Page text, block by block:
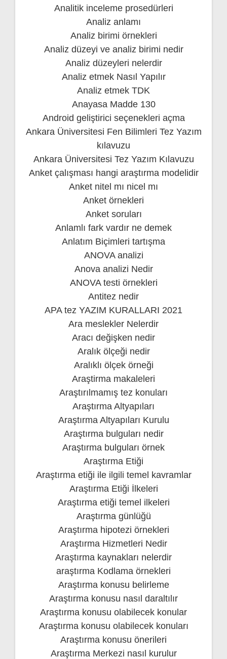
Analitik inceleme prosedürleri
Analiz anlamı
Analiz birimi örnekleri
Analiz düzeyi ve analiz birimi nedir
Analiz düzeyleri nelerdir
Analiz etmek Nasıl Yapılır
Analiz etmek TDK
Anayasa Madde 130
Android geliştirici seçenekleri açma
Ankara Üniversitesi Fen Bilimleri Tez Yazım
kılavuzu
Ankara Üniversitesi Tez Yazım Kılavuzu
Anket çalışması hangi araştırma modelidir
Anket nitel mı nicel mı
Anket örnekleri
Anket soruları
Anlamlı fark vardır ne demek
Anlatım Biçimleri tartışma
ANOVA analizi
Anova analizi Nedir
ANOVA testi örnekleri
Antitez nedir
APA tez YAZIM KURALLARI 2021
Ara meslekler Nelerdir
Aracı değişken nedir
Aralık ölçeği nedir
Aralıklı ölçek örneği
Araştirma makaleleri
Araştırılmamış tez konuları
Araştırma Altyapıları
Araştırma Altyapıları Kurulu
Araştırma bulguları nedir
Araştırma bulguları örnek
Araştırma Etiği
Araştırma etiği ile ilgili temel kavramlar
Araştırma Etiği İlkeleri
Araştırma etiği temel ilkeleri
Araştırma günlüğü
Araştırma hipotezi örnekleri
Araştırma Hizmetleri Nedir
Araştırma kaynakları nelerdir
araştırma Kodlama örnekleri
Araştırma konusu belirleme
Araştırma konusu nasıl daraltılır
Araştırma konusu olabilecek konular
Araştırma konusu olabilecek konuları
Araştırma konusu önerileri
Araştırma Merkezi nasıl kurulur